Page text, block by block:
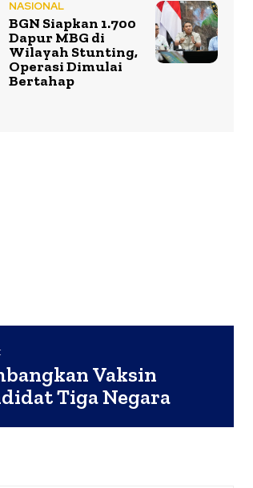
NASIONAL
BGN Siapkan 1.700
Dapur MBG di
Wilayah Stunting,
Operasi Dimulai
Bertahap
Vaksin
Tiga Negara